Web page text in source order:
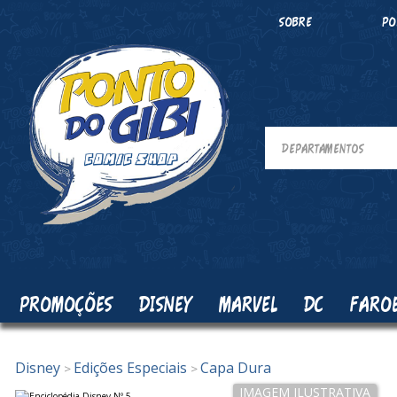
SOBRE
PROMOÇÕES DISNEY MARVEL DC
Disney > Edições Especiais >Capa Dura